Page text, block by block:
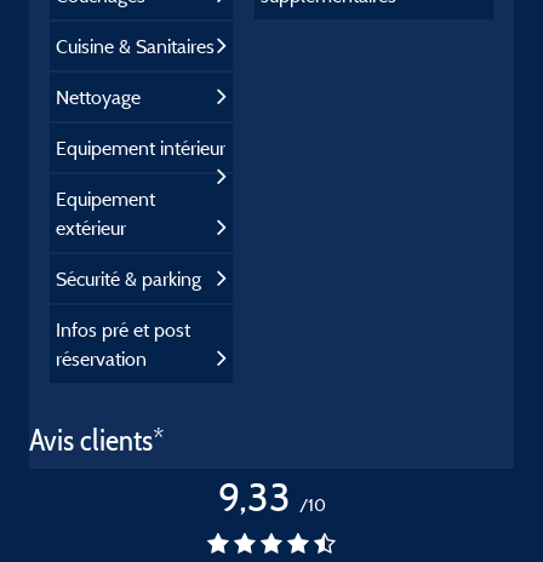
Cuisine & Sanitaires
Nettoyage
Equipement intérieur
Equipement
extérieur
Sécurité & parking
Infos pré et post
réservation
Avis clients*
9,33 /10